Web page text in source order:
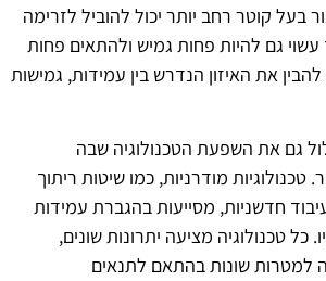
בעל קוטר רחב יותר יכול להוביל לזרימה
גם להיות פחות גמיש ולהתאים פחות
את האיזון הנדרש בין עמידות, גמישות
גם את השפעת הטכנולוגיה שבה
טכנולוגיות מודרניות, כמו שיטות ריתוך
חדשניות, מסייעות בהגברת עמידות
כל טכנולוגיה מציעה יתרונות שונים,
למטרות שונות בהתאם לתנאים